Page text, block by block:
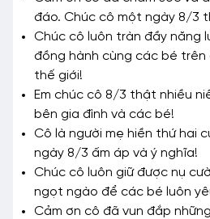
đáo. Chúc cô một ngày 8/3
Chúc cô luôn tràn đầy năng
đồng hành cùng các bé trên
thế giới!
Em chúc cô 8/3 thật nhiều
bên gia đình và các bé!
Cô là người mẹ hiền thứ hai
ngày 8/3 ấm áp và ý nghĩa!
Chúc cô luôn giữ được nụ
ngọt ngào để các bé luôn
Cảm ơn cô đã vun đắp